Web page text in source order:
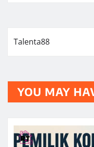
Talenta88
YOU MAY